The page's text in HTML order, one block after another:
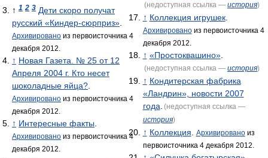
↑ 1 2 3 Дети скоро получат
русский «Киндер-сюрприз»
Архивировано из первоисточника 4
декабря 2012.
↑ Новая Газета. № 25 от 12
Апреля 2004 г. Кто несет
шоколадные яйца?
Архивировано из первоисточника 4
декабря 2012.
↑ Интересные факты
Архивировано из первоисточника 4
декабря 2012.
(недоступная ссылка — история)
↑ Коллекция игрушек.
Архивированоиз первоисточника 4
декабря 2012.
↑ «Простоквашино».
(недоступная ссылка — история)
↑ Кондитерская фабрика
«Ландрин», новости 2007
года (недоступная ссылка —
история)
↑ Коллекция Архивированоиз
первоисточника 4 декабря 2012.